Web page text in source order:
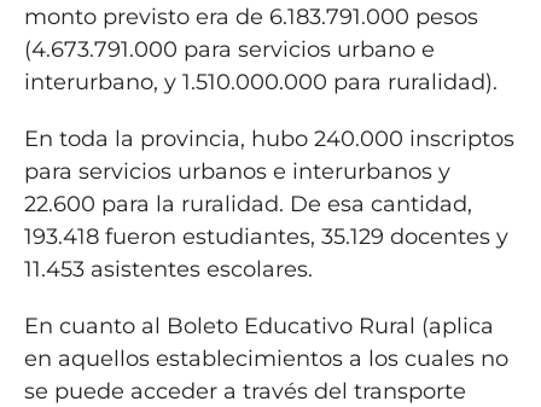
monto previsto era de 6.183.791.000 pesos
(4.673.791.000 para servicios urbano e
interurbano, y 1.510.000.000 para ruralidad).
En toda la provincia, hubo 240.000 inscriptos
para servicios urbanos e interurbanos y
22.600 para la ruralidad. De esa cantidad,
193.418 fueron estudiantes, 35.129 docentes y
11.453 asistentes escolares.
En cuanto al Boleto Educativo Rural (aplica
en aquellos establecimientos a los cuales no
se puede acceder a través del transporte